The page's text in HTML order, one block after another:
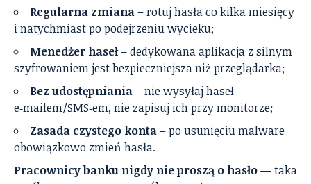
Regularna zmiana– rotuj hasła co kilka miesięcy
i natychmiast po podejrzeniu wycieku;
Menedżer haseł– dedykowana aplikacja z silnym
szyfrowaniem jest bezpieczniejsza niż przeglądarka;
Bez udostępniania– nie wysyłaj haseł
e‑mailem/SMS‑em, nie zapisuj ich przy monitorze;
Zasada czystego konta– po usunięciu malware
obowiązkowo zmień hasła.
Pracownicy banku nigdy nie proszą o hasło— taka